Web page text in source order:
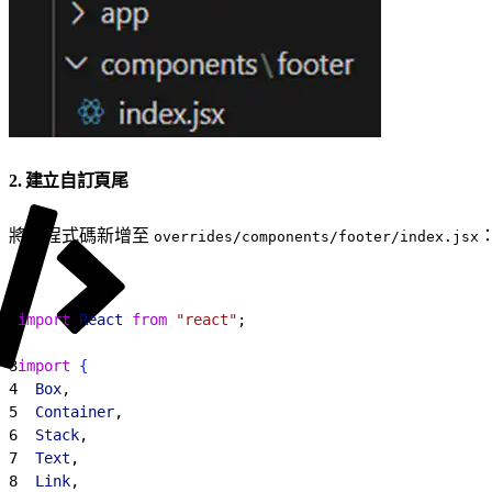
2. 建立自訂頁尾
將此程式碼新增至 overrides/components/footer/index.jsx
import React from "react" ;
3import
{
4
  Box
,
5
  Container
,
6
  Stack
,
7
  Text
,
8
  Link
,